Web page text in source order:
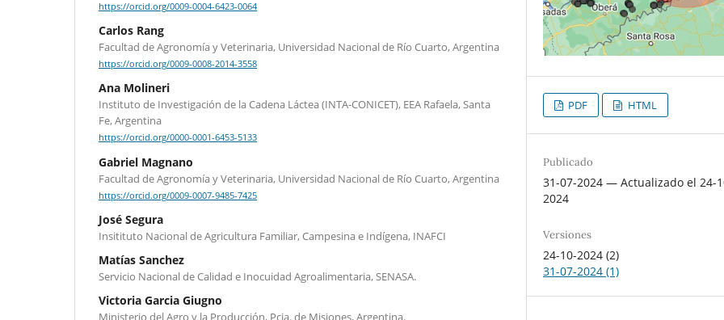
https://orcid.org/0009-0004-6423-0064
Carlos Rang
Facultad de Agronomía y Veterinaria, Universidad Nacional de Río Cuarto, Argentina
https://orcid.org/0009-0008-2014-3558
Ana Molineri
Instituto de Investigación de la Cadena Láctea (INTA-CONICET), EEA Rafaela, Santa
Fe, Argentina
https://orcid.org/0000-0001-6453-5133
Gabriel Magnano
Facultad de Agronomía y Veterinaria, Universidad Nacional de Río Cuarto, Argentina
https://orcid.org/0009-0007-9485-7425
José Segura
Insitituto Nacional de Agricultura Familiar, Campesina e Indígena, INAFCI
Matías Sanchez
Servicio Nacional de Calidad e Inocuidad Agroalimentaria, SENASA.
Victoria Garcia Giugno
Ministerio del Agro y la Producción, Pcia. de Misiones, Argentina.
PDF HTML
Publicado
31-07-2024 — Actualizado el 24-
2024
Versiones
24-10-2024 (2)
31-07-2024 (1)